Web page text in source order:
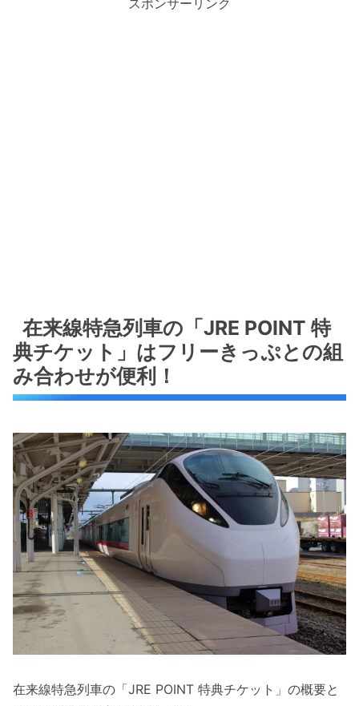
スポンサーリンク
在来線特急列車の「JRE POINT 特
典チケット」はフリーきっぷとの組
み合わせが便利！
在来線特急列車の「JRE POINT 特典チケット」の概要と